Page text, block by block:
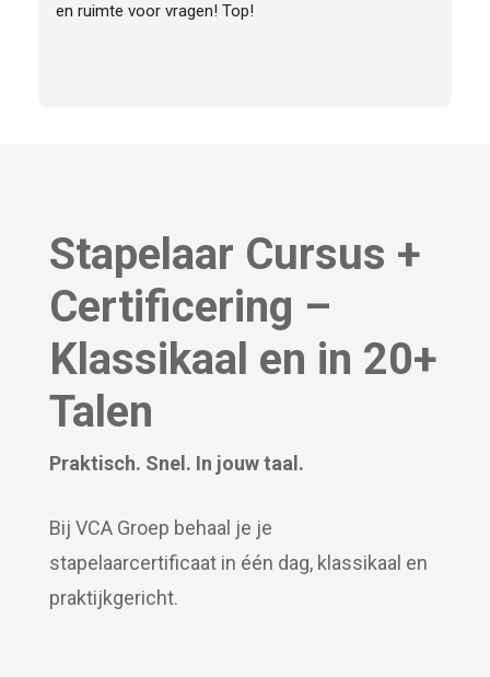
en ruimte voor vragen! Top!
Stapelaar Cursus +
Certificering –
Klassikaal en in 20+
Talen
Praktisch. Snel. In jouw taal.
Bij VCA Groep behaal je je
stapelaarcertificaat in één dag, klassikaal en
praktijkgericht.